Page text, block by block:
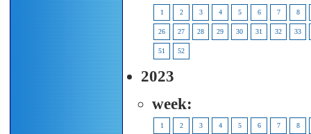
1 2 3 4 5 6 7 8
26 27 28 29 30 31 32 33
51 52
2023
week:
1 2 3 4 5 6 7 8